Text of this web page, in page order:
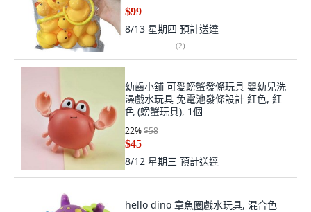
$99
8/13 星期四 預計送達
(2)
幼齒小舖 可愛螃蟹發條玩具 嬰幼兒洗
澡戲水玩具 免電池發條設計 紅色, 紅
色 (螃蟹玩具), 1個
22%$58
$45
8/12 星期三 預計送達
hello dino 章魚圈戲水玩具, 混合色